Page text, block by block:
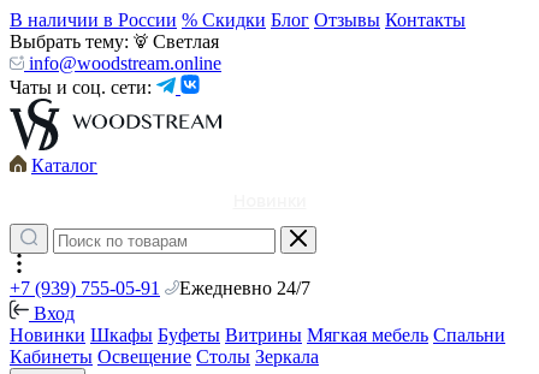
В наличии в России % Скидки Блог Отзывы Контакты
Выбрать тему:
Светлая
info@woodstream.online
Чаты и соц. сети:
Каталог
+7 (939) 755-05-91
Ежедневно 24/7
Вход
Новинки Шкафы Буфеты Витрины Мягкая мебель Спальни
Кабинеты Освещение Столы Зеркала